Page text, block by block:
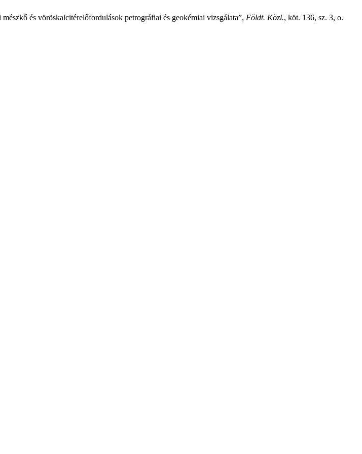
és vöröskalcitérelőfordulások petrográfiai és geokémiai vizsgálata”, Földt. Közl., köt. 136, sz. 3, o.